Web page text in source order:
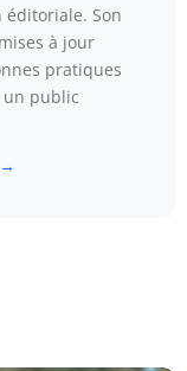
éditoriale. Son
à jour
pratiques
un public